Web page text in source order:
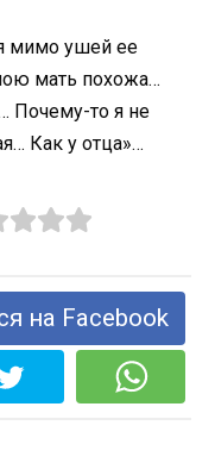
мимо ушей ее
мать похожа…
Почему-то я не
Как у отца»…
на Facebook